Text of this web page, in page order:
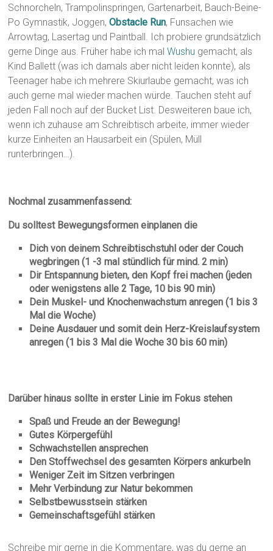
Schnorcheln, Trampolinspringen, Gartenarbeit, Bauch-Beine-
Po Gymnastik, Joggen,Obstacle Run, Funsachen wie
Arrowtag, Lasertag und Paintball. Ich probiere grundsätzlich
gerne Dinge aus. Früher habe ich malWushu gemacht, als
Kind Ballett (was ich damals aber nicht leiden konnte), als
Teenager habe ich mehrere Skiurlaube gemacht, was ich
auch gerne mal wieder machen würde. Tauchen steht auf
jeden Fall noch auf der Bucket List. Desweiteren baue ich,
wenn ich zuhause am Schreibtisch arbeite, immer wieder
kurze Einheiten an Hausarbeit ein (Spülen, Müll
runterbringen…).
Nochmal zusammenfassend:
Du solltest Bewegungsformen einplanen die
Dich von deinem Schreibtischstuhl oder der Couch
wegbringen (1 -3 mal stündlich für mind. 2 min)
Dir Entspannung bieten, den Kopf frei machen (jeden
oder wenigstens alle 2 Tage, 10 bis 90 min)
Dein Muskel- und Knochenwachstum anregen (1 bis 3
Mal die Woche)
Deine Ausdauer und somit dein Herz-Kreislaufsystem
anregen (1 bis 3 Mal die Woche 30 bis 60 min)
Darüber hinaus sollte in erster Linie im Fokus stehen
Spaß und Freude an der Bewegung!
Gutes Körpergefühl
Schwachstellen ansprechen
Den Stoffwechsel des gesamten Körpers ankurbeln
Weniger Zeit im Sitzen verbringen
Mehr Verbindung zur Natur bekommen
Selbstbewusstsein stärken
Gemeinschaftsgefühl stärken
Schreibe mir gerne in die Kommentare, was du gerne an